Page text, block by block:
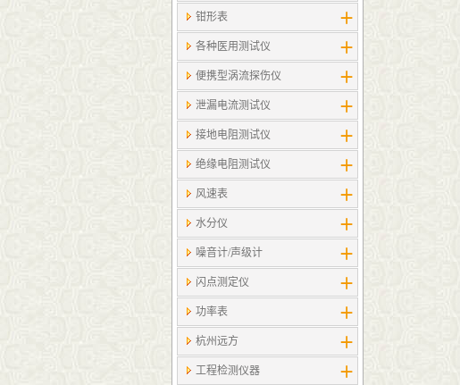
钳形表
各种医用测试仪
便携型涡流探伤仪
泄漏电流测试仪
接地电阻测试仪
绝缘电阻测试仪
风速表
水分仪
噪音计/声级计
闪点测定仪
功率表
杭州远方
工程检测仪器